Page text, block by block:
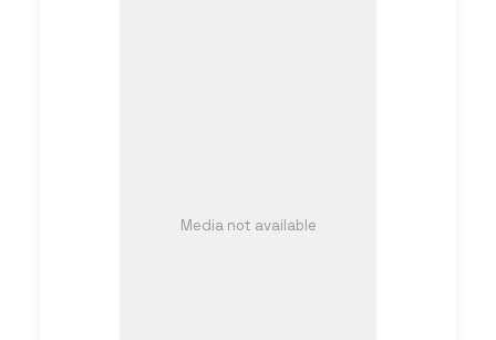
Media not available